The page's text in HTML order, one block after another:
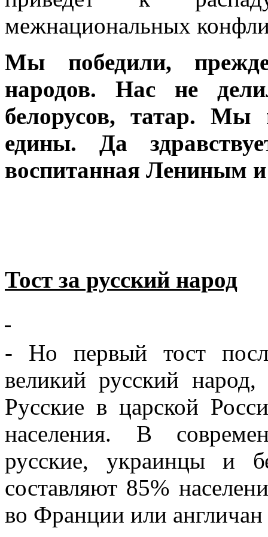
межнациональных
Мы победили,
народов. Нас не
белорусов, татар. Мы
едины. Да
воспитанная Лениным
Тост за русский народ
- Но первый тост
великий русский
Русские в царской
населения. В
русские, украинцы и
составляют 85%
во Франции или